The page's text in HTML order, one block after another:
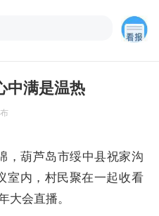
中满是温热
葫芦岛市绥中县祝家沟
室内，村民聚在一起收看
大会直播。